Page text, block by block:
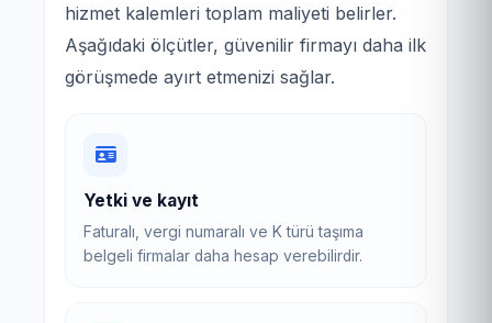
hizmet kalemleri toplam maliyeti belirler.
Aşağıdaki ölçütler, güvenilir firmayı daha ilk
görüşmede ayırt etmenizi sağlar.
Yetki ve kayıt
Faturalı, vergi numaralı ve K türü taşıma
belgeli firmalar daha hesap verebilirdir.